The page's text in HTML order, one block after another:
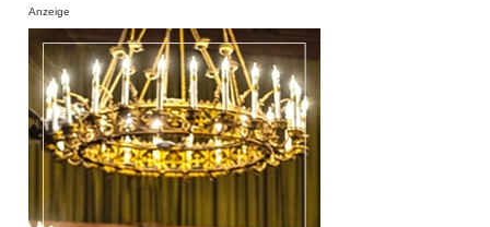
Anzeige